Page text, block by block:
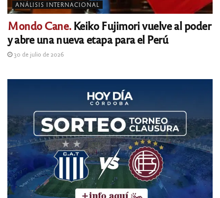
ANÁLISIS INTERNACIONAL
Mondo Cane.Keiko Fujimori vuelve al poder
y abre una nueva etapa para el Perú
30 de julio de 2026